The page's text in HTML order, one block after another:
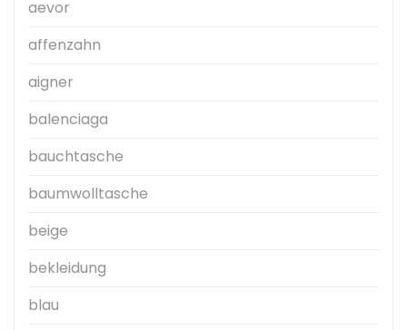
aevor
affenzahn
aigner
balenciaga
bauchtasche
baumwolltasche
beige
bekleidung
blau